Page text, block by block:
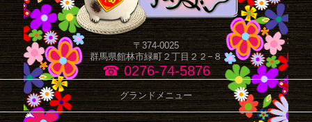
〒374-0025
群馬県館林市緑町２丁目２２−８
☎ 0276-74-5876
グランドメニュー